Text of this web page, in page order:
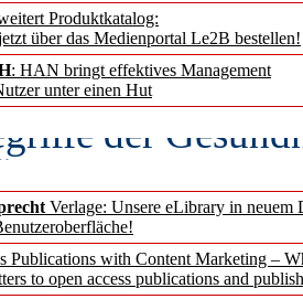
Produktkatalog:
über das Medienportal Le2B bestellen!
: HAN bringt effektives Management
unter einen Hut
Verlage: Unsere eLibrary in neuem
Publications with Content Marketing –
to open access publications and
Intelligenz
verstehen
der
erscheinen